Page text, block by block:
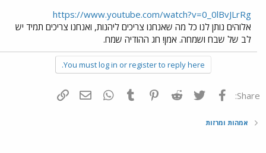
https://www.youtube.com/watch?v=0_0lBvJLrRg
אלוהים נותן לנו כל מה שאנחנו צריכים ליהנות, ואנחנו צריכים תמיד יש
לב של שבח ושמחה. אמן! חג ההודיה שמח.
You must log in or register to reply here.
Share: פייסבוק Twitter
Reddit
Pinterest
Tumblr
WhatsAppדואר אלקטרוני
אמהות ומרזות